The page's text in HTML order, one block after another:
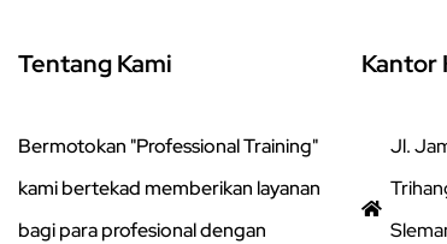
Tentang Kami
Bermotokan "Professional Training"
kami bertekad memberikan layanan
bagi para profesional dengan
Kantor
Jl.